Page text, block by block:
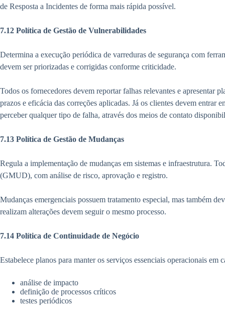
de Resposta a Incidentes de forma mais rápida possível.
7.12 Política de Gestão de Vulnerabilidades
Determina a execução periódica de varreduras de segurança com
devem ser priorizadas e corrigidas conforme criticidade.
Todos os fornecedores devem reportar falhas relevantes e apresentar
prazos e eficácia das correções aplicadas. Já os clientes devem entrar
perceber qualquer tipo de falha, através dos meios de contato
7.13 Política de Gestão de Mudanças
Regula a implementação de mudanças em sistemas e infraestrutura.
(GMUD), com análise de risco, aprovação e registro.
Mudanças emergenciais possuem tratamento especial, mas também
realizam alterações devem seguir o mesmo processo.
7.14 Política de Continuidade de Negócio
Estabelece planos para manter os serviços essenciais operacionais em
análise de impacto
definição de processos críticos
testes periódicos